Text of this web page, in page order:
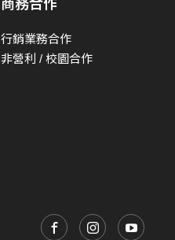
商務合作
行銷業務合作
非營利 / 校園合作